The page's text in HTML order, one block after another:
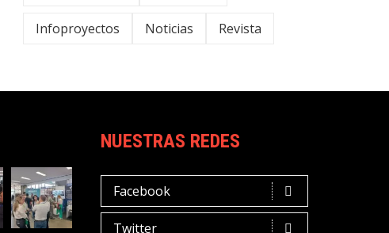
Infoproyectos Noticias Revista
NUESTRAS REDES
Facebook
Twitter